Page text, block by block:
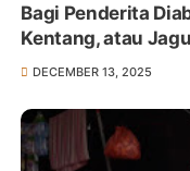
Bagi Penderita
Kentang, atau
DECEMBER 13, 2025